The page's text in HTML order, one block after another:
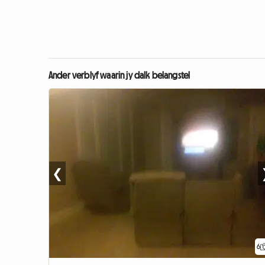
Ander verblyf waarin jy dalk belangstel
6
❮